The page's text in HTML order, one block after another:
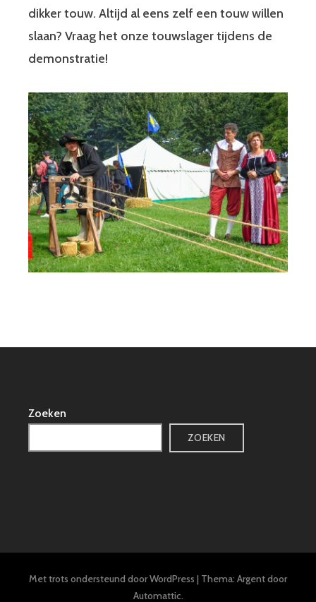
dikker touw. Altijd al eens zelf een touw willen
slaan? Vraag het onze touwslager tijdens de
demonstratie!
Zoeken
ZOEKEN
Met trots ondersteund door WordPress | Thema: Argent door
Automattic.